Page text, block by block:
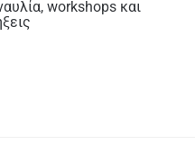
workshops και